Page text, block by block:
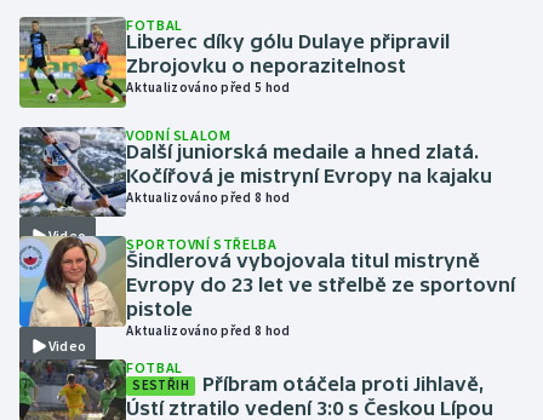
Gymnastika
Házená
Jezdectví
Judo
Krasobruslení
Lezení
Lyže a snowboard
FOTBAL
Liberec díky gólu Dulaye připravil
Zbrojovku o neporazitelnost
Aktualizováno před 5 hod
Video
VODNÍ SLALOM
Další juniorská medaile a hned zlatá.
Kočířová je mistryní Evropy na kajaku
Aktualizováno před 8 hod
Video
SPORTOVNÍ STŘELBA
Šindlerová vybojovala titul mistryně
Evropy do 23 let ve střelbě ze sportovní
pistole
Aktualizováno před 8 hod
FOTBAL
SESTŘIH
Příbram otáčela proti Jihlavě,
Ústí ztratilo vedení 3:0 s Českou Lípou